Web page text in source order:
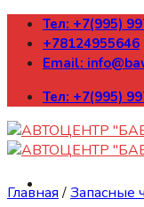
Skip
content
Тел: +7(995)
+78124955646
Email:
Тел: +7(995)
Главная /Запасные